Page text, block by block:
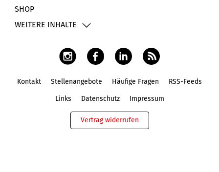
SHOP
WEITERE INHALTE
Kontakt Stellenangebote Häufige Fragen RSS-Feeds
Links Datenschutz Impressum
Vertrag widerrufen